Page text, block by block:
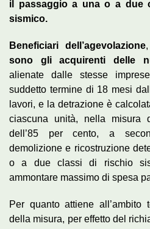
il passaggio a una o a due
sismico.
Beneficiari dell’agevolazione
sono gli acquirenti delle
alienate dalle stesse
suddetto termine di 18 mesi
lavori, e la detrazione è
ciascuna unità, nella misura
dell’85 per cento, a
demolizione e ricostruzione
o a due classi di rischio
ammontare massimo di spesa
Per quanto attiene all’ambito
della misura, per effetto del